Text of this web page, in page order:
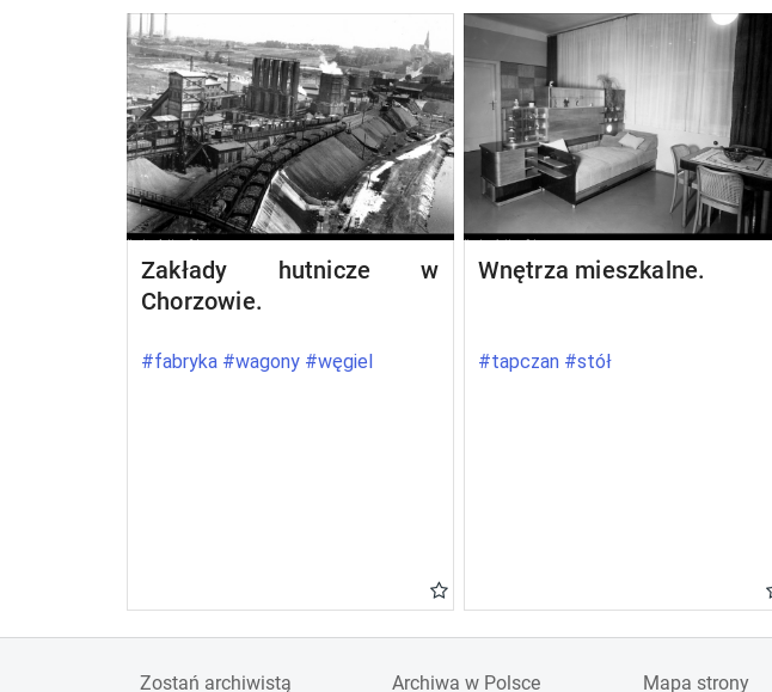
Zakłady hutnicze w
Chorzowie.
#fabryka #wagony #węgiel
Wnętrza mieszkalne.
#tapczan #stół
Zostań archiwistą Archiwa w Polsce Mapa strony